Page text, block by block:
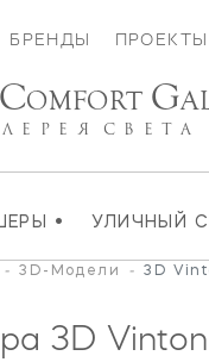
БРЕНДЫ ПРОЕКТЫ
• УЛИЧНЫЙ
COMFORT G
СВЕТА
- 3D-Модели - 3D
3D Vinton